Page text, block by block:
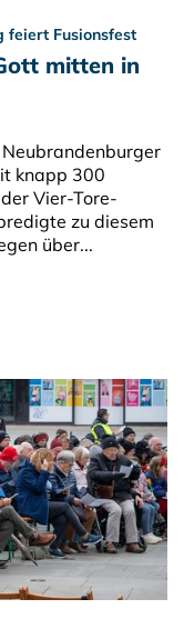
feiert Fusionsfest
mitten in
knapp 300
Vier-Tore-
zu diesem
über...